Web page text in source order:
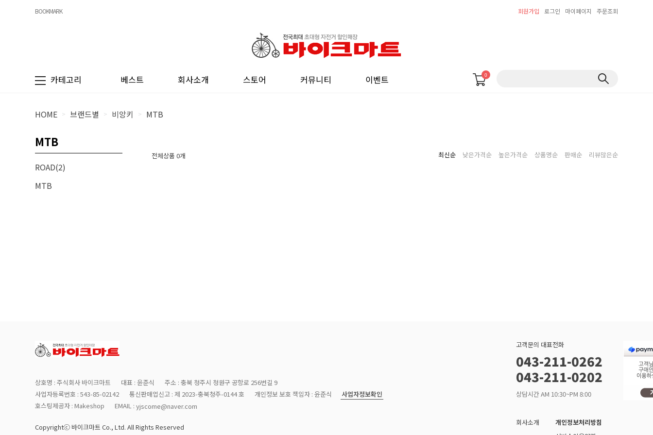
BOOKMARK 회원가입 로그인 마이페이지 주문조회
카테고리 베스트 회사소개 스토어 커뮤니티 이벤트 0
HOME > 브랜드별 > 비앙키 > MTB
MTB
ROAD(2)
MTB
전체상품 0개 최신순 낮은가격순 높은가격순 상품명순 판매순 리뷰많은순
상호명 : 주식회사 바이크마트 대표 : 윤준식
주소 : 충북 청주시 청원구 공항로 256번길 9
사업자등록번호 : 543-85-02142
통신판매업신고 : 제 2023-충북청주-0144 호 개인정보 보호 책임자 : 윤준식
사업자정보확인
호스팅제공자 : Makeshop
EMAIL : yjscome@naver.com
Copyrightⓒ 바이크마트 Co., Ltd. All Rights Reserved
고객문의 대표전화
043-211-0262
043-211-0202
상담시간 AM 10:30~PM 8:00
회사소개
개인정보처리방침